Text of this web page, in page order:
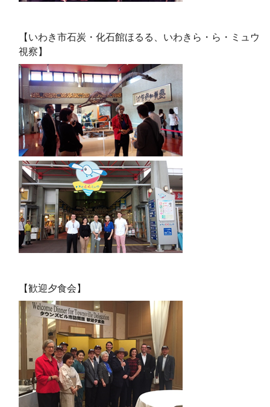
【いわき市石炭・化石館ほるる、いわきら・ら・ミュウ
視察】
【歓迎夕食会】